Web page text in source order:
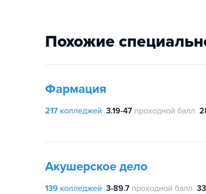
Похожие
Фармация
217 колледжей 3.19-47 проходной балл
Акушерское дело
139 колледжей 3-89.7 проходной балл